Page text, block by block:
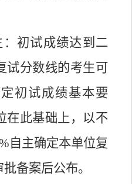
初试成绩达到二
试分数线的考生可
初试成绩基本要
在此基础上，以不
自主确定本单位复
备案后公布。